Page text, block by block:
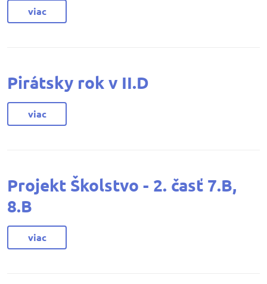
viac
Pirátsky rok v II.D
viac
Projekt Školstvo - 2. časť 7.B,
8.B
viac